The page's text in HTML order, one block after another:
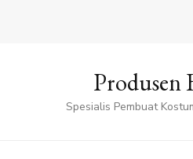
Produsen
Spesialis Pembuat